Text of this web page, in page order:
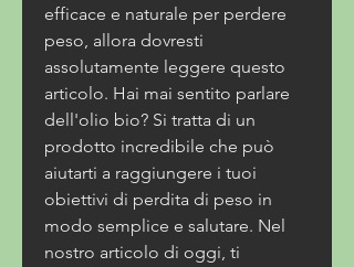
efficace e naturale per perdere
peso, allora dovresti
assolutamente leggere questo
articolo. Hai mai sentito parlare
dell'olio bio? Si tratta di un
prodotto incredibile che può
aiutarti a raggiungere i tuoi
obiettivi di perdita di peso in
modo semplice e salutare. Nel
nostro articolo di oggi, ti